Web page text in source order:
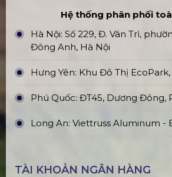
Hệ thống phân phối
Hà Nội: Số 229, Đ. Vân Trì,
Đông Anh, Hà Nội
Hưng Yên: Khu Đô Thị
Phú Quốc: ĐT45, Dương Đông,
Long An: Viettruss Aluminum -
TÀI KHOẢN NGÂN HÀNG